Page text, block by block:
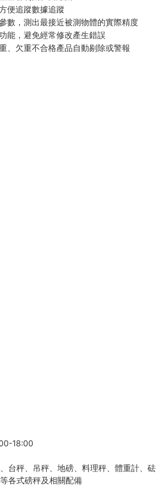
便追蹤數據追蹤
數，測出最接近被測物體的實際精度
能，避免經常修改產生錯誤
、欠重不合格產品自動剔除或警報
18:00
台秤、吊秤、地磅、料理秤、體重計、砝
各式磅秤及相關配備